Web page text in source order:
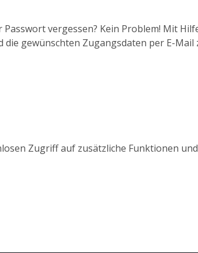
vergessen? Kein Problem! Mit
gewünschten Zugangsdaten per E-Mail
Zugriff auf zusätzliche Funktionen